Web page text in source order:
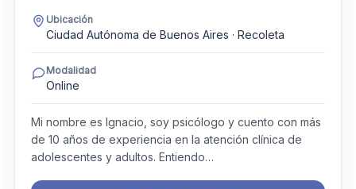
Ubicación
Ciudad Autónoma de Buenos Aires · Recoleta
Modalidad
Online
Mi nombre es Ignacio, soy psicólogo y cuento con más
de 10 años de experiencia en la atención clínica de
adolescentes y adultos. Entiendo…